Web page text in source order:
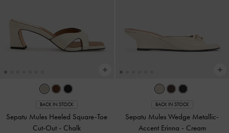
BACK IN STOCK
Sepatu Mules Heeled Square-Toe
Cut-Out - Chalk
BACK IN STOCK
Sepatu Mules Wedge Metallic-
Accent Erinna - Cream